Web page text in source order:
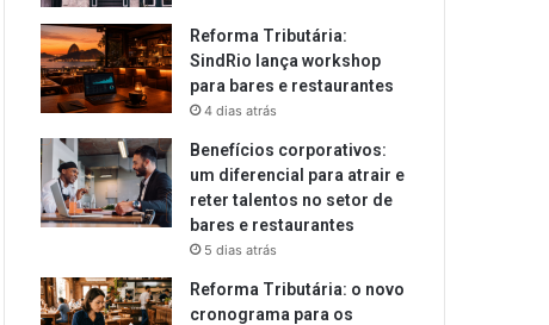
Reforma Tributária:
SindRio lança workshop
para bares e restaurantes
4 dias atrás
Benefícios corporativos:
um diferencial para atrair e
reter talentos no setor de
bares e restaurantes
5 dias atrás
Reforma Tributária: o novo
cronograma para os